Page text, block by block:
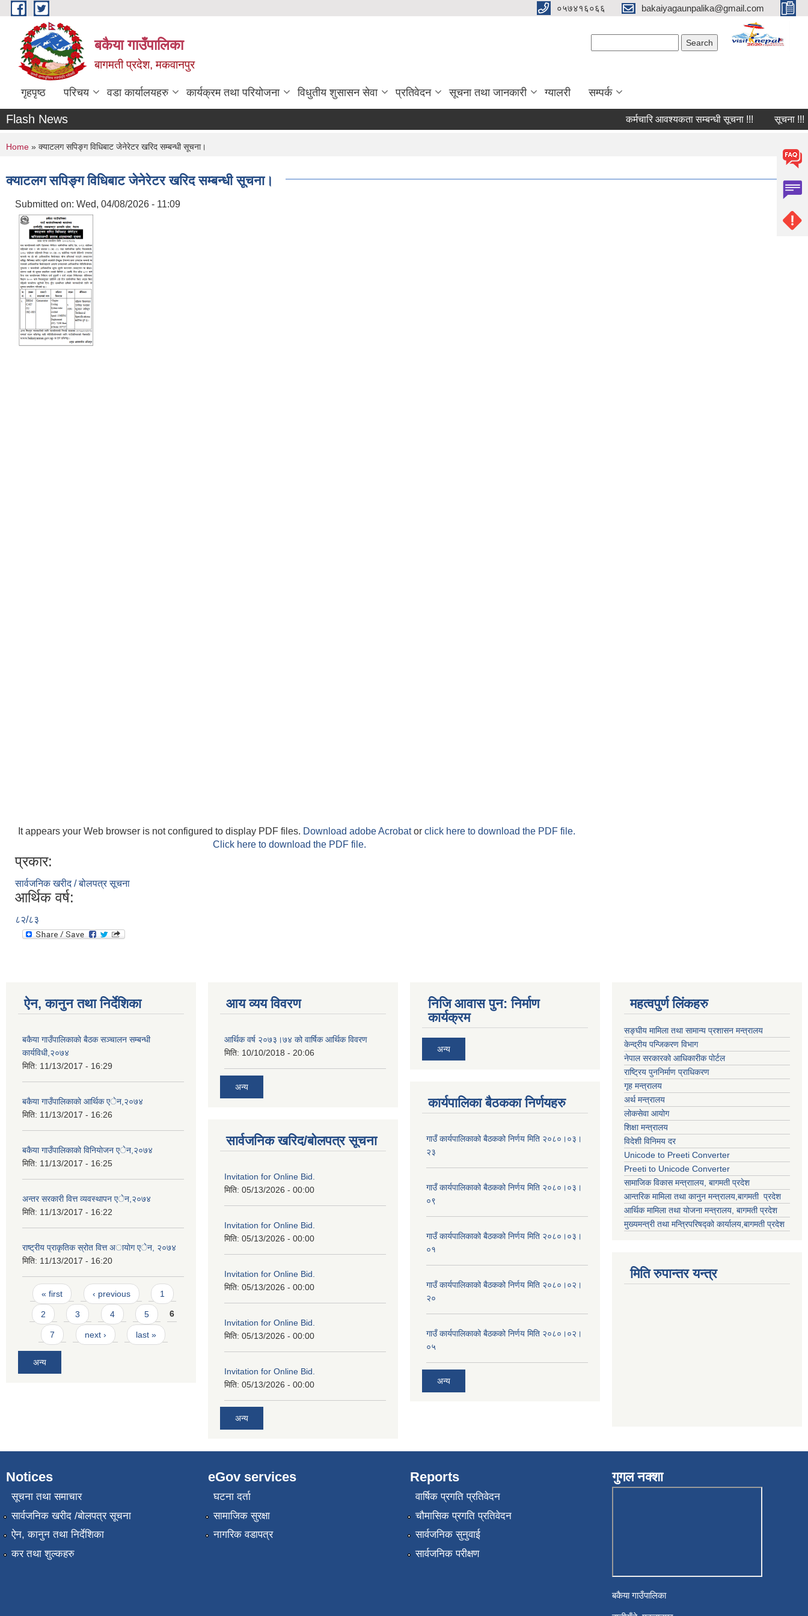
Skip to main content ०५७४१६०६६ bakaiyagaunpalika@gmail.com
बकैया गाउँपालिका
बागमती प्रदेश, मकवानपुर
गृहपृष्ठ परिचय वडा कार्यालयहरु कार्यक्रम तथा परियोजना विधुतीय शुसासन सेवा प्रतिवेदन सूचना तथा जानकारी ग्यालरी सम्पर्क
Flash News कर्मचारि आवश्यकता सम्बन्धी सूचना !!! सूचना !!!
You are here
Home » क्याटलग सपिङ्ग विधिबाट जेनेरेटर खरिद सम्बन्धी सूचना।
क्याटलग सपिङ्ग विधिबाट जेनेरेटर खरिद सम्बन्धी सूचना।
Submitted on: Wed, 04/08/2026 - 11:09
It appears your Web browser is not configured to display PDF files. Download adobe Acrobator click here to download the PDF file.
Click here to download the PDF file.
प्रकार:
सार्वजनिक खरीद / बोलपत्र सूचना
आर्थिक वर्ष:
८२/८३
ऐन, कानुन तथा निर्देशिका
बकैया गाउँपालिकाकाे बैठक सञ्चालन सम्बन्धी
कार्यविधी,२०७४
मिति: 11/13/2017 - 16:29
बकैया गाउँपालिकाकाे आर्थिक एेन,२०७४
मिति: 11/13/2017 - 16:26
बकैया गाउँपालिकाकाे विनियाेजन एेन,२०७४
मिति: 11/13/2017 - 16:25
अन्तर सरकारी वित्त व्यवस्थापन एेन,२०७४
मिति: 11/13/2017 - 16:22
राष्ट्रीय प्राकृतिक स्रोत वित्त अायाेग एेन, २०७४
मिति: 11/13/2017 - 16:20
Pages
« first ‹ previous 1
2 3 4 5 6
7 next › last »
अन्य
आय व्यय विवरण
आर्थिक वर्ष २०७३।७४ को वार्षिक आर्थिक विवरण
मिति: 10/10/2018 - 20:06
अन्य
सार्वजनिक खरिद/बोलपत्र सूचना
Invitation for Online Bid.
मिति: 05/13/2026 - 00:00
Invitation for Online Bid.
मिति: 05/13/2026 - 00:00
Invitation for Online Bid.
मिति: 05/13/2026 - 00:00
Invitation for Online Bid.
मिति: 05/13/2026 - 00:00
Invitation for Online Bid.
मिति: 05/13/2026 - 00:00
अन्य
निजि आवास पुन: निर्माण
कार्यक्रम
अन्य
कार्यपालिका बैठकका निर्णयहरु
गाउँ कार्यपालिकाको बैठकको निर्णय मिति २०८०।०३।
२३
गाउँ कार्यपालिकाको बैठकको निर्णय मिति २०८०।०३।
०९
गाउँ कार्यपालिकाको बैठकको निर्णय मिति २०८०।०३।
०१
गाउँ कार्यपालिकाको बैठकको निर्णय मिति २०८०।०२।
२०
गाउँ कार्यपालिकाको बैठकको निर्णय मिति २०८०।०२।
०५
अन्य
महत्वपुर्ण लिंकहरु
सङ्घीय मामिला तथा सामान्य प्रशासन मन्त्रालय
केन्द्रीय पन्जिकरण विभाग
नेपाल सरकारको आधिकारीक पोर्टल
राष्ट्रिय पुननिर्माण प्राधिकरण
गृह मन्त्रालय
अर्थ मन्त्रालय
लोकसेवा आयोग
शिक्षा मन्त्रालय
विदेशी विनिमय दर
Unicode to Preeti Converter
Preeti to Unicode Converter
सामाजिक विकास मन्त्राालय, बागमती प्रदेश
आन्तरिक मामिला तथा कानुन मन्त्रालय,बागमती प्रदेश
आर्थिक मामिला तथा योजना मन्त्रालय, बागमती प्रदेश
मुख्यमन्त्री तथा मन्त्रिपरिषद्को कार्यालय,बागमती प्रदेश
मिति रुपान्तर यन्त्र
Notices
सूचना तथा समाचार
सार्वजनिक खरीद /बोलपत्र सूचना
ऐन, कानुन तथा निर्देशिका
कर तथा शुल्कहरु
eGov services
घटना दर्ता
सामाजिक सुरक्षा
नागरिक वडापत्र
Reports
वार्षिक प्रगति प्रतिवेदन
चौमासिक प्रगति प्रतिवेदन
सार्वजनिक सुनुवाई
सार्वजनिक परीक्षण
गुगल नक्शा
बकैया गाउँपालिका